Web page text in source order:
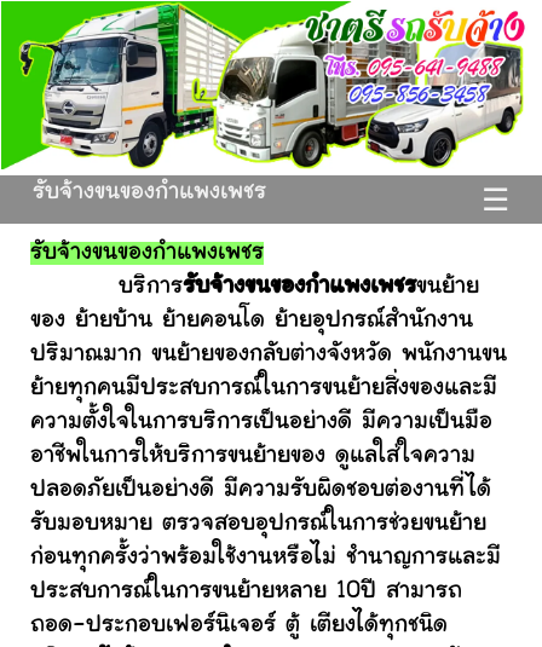
☰
รับจ้างขนของกำแพงเพชร
รับจ้างขนของกำแพงเพชร
บริการรับจ้างขนของกำแพงเพชรขนย้าย
ของ ย้ายบ้าน ย้ายคอนโด ย้ายอุปกรณ์สำนักงาน
ปริมาณมาก ขนย้ายของกลับต่างจังหวัด พนักงานขน
ย้ายทุกคนมีประสบการณ์ในการขนย้ายสิ่งของและมี
ความตั้งใจในการบริการเป็นอย่างดี มีความเป็นมือ
อาชีพในการให้บริการขนย้ายของ ดูแลใส่ใจความ
ปลอดภัยเป็นอย่างดี มีความรับผิดชอบต่องานที่ได้
รับมอบหมาย ตรวจสอบอุปกรณ์ในการช่วยขนย้าย
ก่อนทุกครั้งว่าพร้อมใช้งานหรือไม่ ชำนาญการและมี
ประสบการณ์ในการขนย้ายหลาย 10ปี สามารถ
ถอด-ประกอบเฟอร์นิเจอร์ ตู้ เตียงได้ทุกชนิด